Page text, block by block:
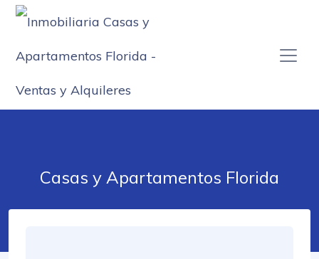
Casas y Apartamentos Florida